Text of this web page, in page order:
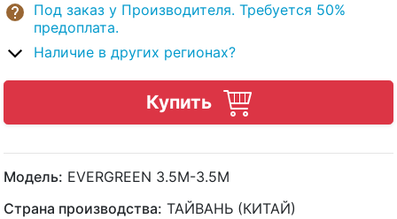
Под заказ у Производителя. Требуется 50%
предоплата.
Наличие в других регионах?
Купить
Модель: EVERGREEN 3.5M-3.5M
Страна производства: ТАЙВАНЬ (КИТАЙ)